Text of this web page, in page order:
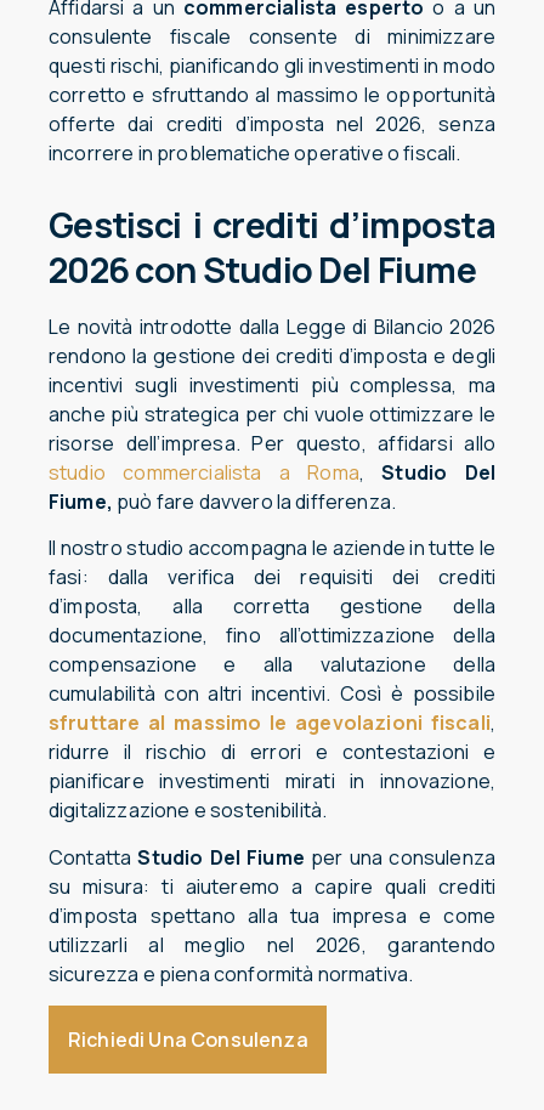
Affidarsi a un commercialista esperto o a un
consulente fiscale consente di minimizzare
questi rischi, pianificando gli investimenti in modo
corretto e sfruttando al massimo le opportunità
offerte dai crediti d’imposta nel 2026, senza
incorrere in problematiche operative o fiscali.
Gestisci i crediti d’imposta
2026 con Studio Del Fiume
Le novità introdotte dalla Legge di Bilancio 2026
rendono la gestione dei crediti d’imposta e degli
incentivi sugli investimenti più complessa, ma
anche più strategica per chi vuole ottimizzare le
risorse dell’impresa. Per questo, affidarsi allo
studio commercialista a Roma,Studio Del
Fiume, può fare davvero la differenza.
Il nostro studio accompagna le aziende in tutte le
fasi: dalla verifica dei requisiti dei crediti
d’imposta, alla corretta gestione della
documentazione, fino all’ottimizzazione della
compensazione e alla valutazione della
cumulabilità con altri incentivi. Così è possibile
sfruttare al massimo le agevolazioni fiscali,
ridurre il rischio di errori e contestazioni e
pianificare investimenti mirati in innovazione,
digitalizzazione e sostenibilità.
ContattaStudio Del Fiume per una consulenza
su misura: ti aiuteremo a capire quali crediti
d’imposta spettano alla tua impresa e come
utilizzarli al meglio nel 2026, garantendo
sicurezza e piena conformità normativa.
Richiedi Una Consulenza